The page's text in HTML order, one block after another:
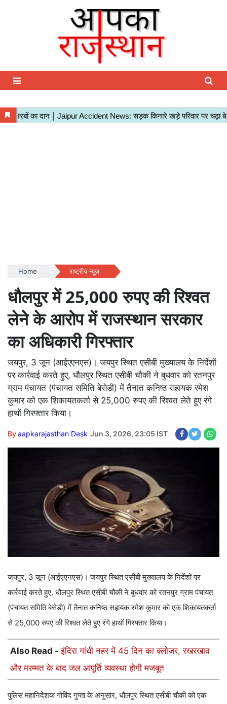
Home राष्ट्रीय न्यूज़
धौलपुर में 25,000 रुपए की रिश्वत
लेने के आरोप में राजस्थान सरकार
का अधिकारी गिरफ्तार
जयपुर, 3 जून (आईएएनएस)। जयपुर स्थित एसीबी मुख्यालय के निर्देशों
पर कार्रवाई करते हुए, धौलपुर स्थित एसीबी चौकी ने बुधवार को रतनपुर
ग्राम पंचायत (पंचायत समिति बेसेडी) में तैनात कनिष्ठ सहायक रमेश
कुमार को एक शिकायतकर्ता से 25,000 रुपए की रिश्वत लेते हुए रंगे
हाथों गिरफ्तार किया।
Byaapkarajasthan Desk Jun 3, 2026, 23:05 IST
जयपुर, 3 जून (आईएएनएस)। जयपुर स्थित एसीबी मुख्यालय के निर्देशों पर
कार्रवाई करते हुए, धौलपुर स्थित एसीबी चौकी ने बुधवार को रतनपुर ग्राम पंचायत
(पंचायत समिति बेसेडी) में तैनात कनिष्ठ सहायक रमेश कुमार को एक शिकायतकर्ता
से 25,000 रुपए की रिश्वत लेते हुए रंगे हाथों गिरफ्तार किया।
Also Read -इंदिरा गांधी नहर में 45 दिन का क्लोजर, रखरखाव
और मरम्मत के बाद जल आपूर्ति व्यवस्था होगी मजबूत
पुलिस महानिदेशक गोविंद गुप्ता के अनुसार, धौलपुर स्थित एसीबी चौकी को एक